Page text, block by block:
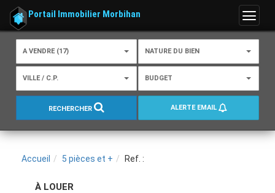
Menu
Portail Immobilier Morbihan
A VENDRE (17) NATURE DU BIEN
VILLE / C.P. BUDGET
RECHERCHER ALERTE EMAIL
Accueil 5 pièces et + Ref. :
À LOUER